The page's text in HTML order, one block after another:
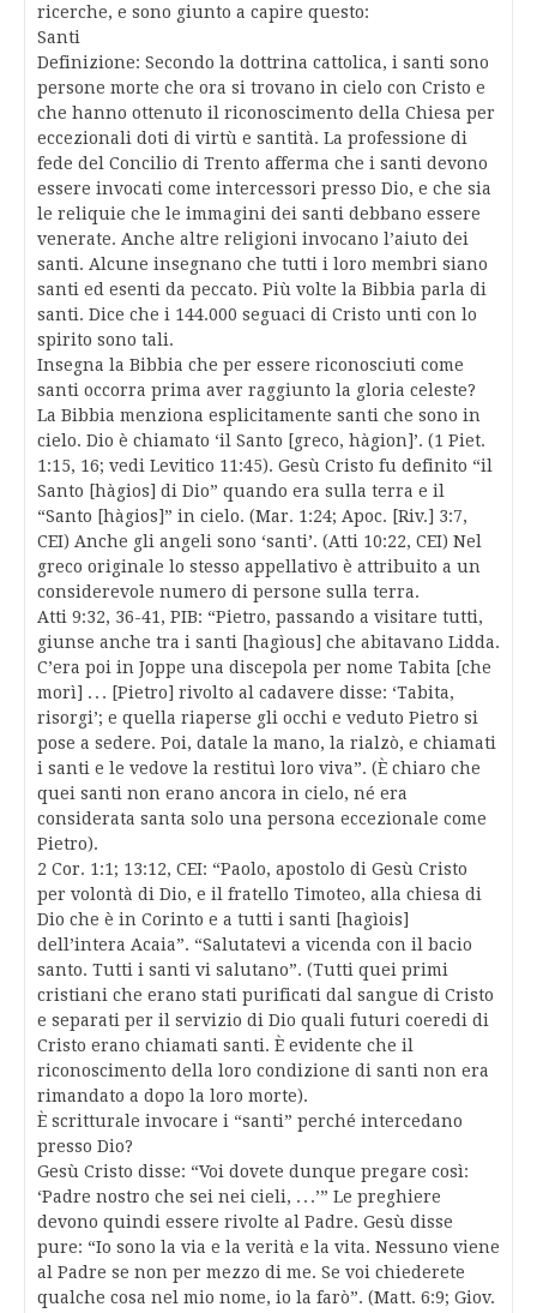
ricerche, e sono giunto a capire questo:
Santi
Definizione: Secondo la dottrina cattolica, i santi sono
persone morte che ora si trovano in cielo con Cristo e
che hanno ottenuto il riconoscimento della Chiesa per
eccezionali doti di virtù e santità. La professione di
fede del Concilio di Trento afferma che i santi devono
essere invocati come intercessori presso Dio, e che sia
le reliquie che le immagini dei santi debbano essere
venerate. Anche altre religioni invocano l’aiuto dei
santi. Alcune insegnano che tutti i loro membri siano
santi ed esenti da peccato. Più volte la Bibbia parla di
santi. Dice che i 144.000 seguaci di Cristo unti con lo
spirito sono tali.
Insegna la Bibbia che per essere riconosciuti come
santi occorra prima aver raggiunto la gloria celeste?
La Bibbia menziona esplicitamente santi che sono in
cielo. Dio è chiamato ‘il Santo [greco, hàgion]’. (1 Piet.
1:15, 16; vedi Levitico 11:45). Gesù Cristo fu definito “il
Santo [hàgios] di Dio” quando era sulla terra e il
“Santo [hàgios]” in cielo. (Mar. 1:24; Apoc. [Riv.] 3:7,
CEI) Anche gli angeli sono ‘santi’. (Atti 10:22, CEI) Nel
greco originale lo stesso appellativo è attribuito a un
considerevole numero di persone sulla terra.
Atti 9:32, 36-41, PIB: “Pietro, passando a visitare tutti,
giunse anche tra i santi [hagìous] che abitavano Lidda.
C’era poi in Joppe una discepola per nome Tabita [che
morì] . . . [Pietro] rivolto al cadavere disse: ‘Tabita,
risorgi’; e quella riaperse gli occhi e veduto Pietro si
pose a sedere. Poi, datale la mano, la rialzò, e chiamati
i santi e le vedove la restituì loro viva”. (È chiaro che
quei santi non erano ancora in cielo, né era
considerata santa solo una persona eccezionale come
Pietro).
2 Cor. 1:1; 13:12, CEI: “Paolo, apostolo di Gesù Cristo
per volontà di Dio, e il fratello Timoteo, alla chiesa di
Dio che è in Corinto e a tutti i santi [hagìois]
dell’intera Acaia”. “Salutatevi a vicenda con il bacio
santo. Tutti i santi vi salutano”. (Tutti quei primi
cristiani che erano stati purificati dal sangue di Cristo
e separati per il servizio di Dio quali futuri coeredi di
Cristo erano chiamati santi. È evidente che il
riconoscimento della loro condizione di santi non era
rimandato a dopo la loro morte).
È scritturale invocare i “santi” perché intercedano
presso Dio?
Gesù Cristo disse: “Voi dovete dunque pregare così:
‘Padre nostro che sei nei cieli, . . .’” Le preghiere
devono quindi essere rivolte al Padre. Gesù disse
pure: “Io sono la via e la verità e la vita. Nessuno viene
al Padre se non per mezzo di me. Se voi chiederete
qualche cosa nel mio nome, io la farò”. (Matt. 6:9; Giov.